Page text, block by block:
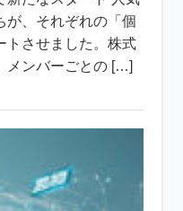
が、それぞれの「個
トさせました。株式
メンバーごとの […]